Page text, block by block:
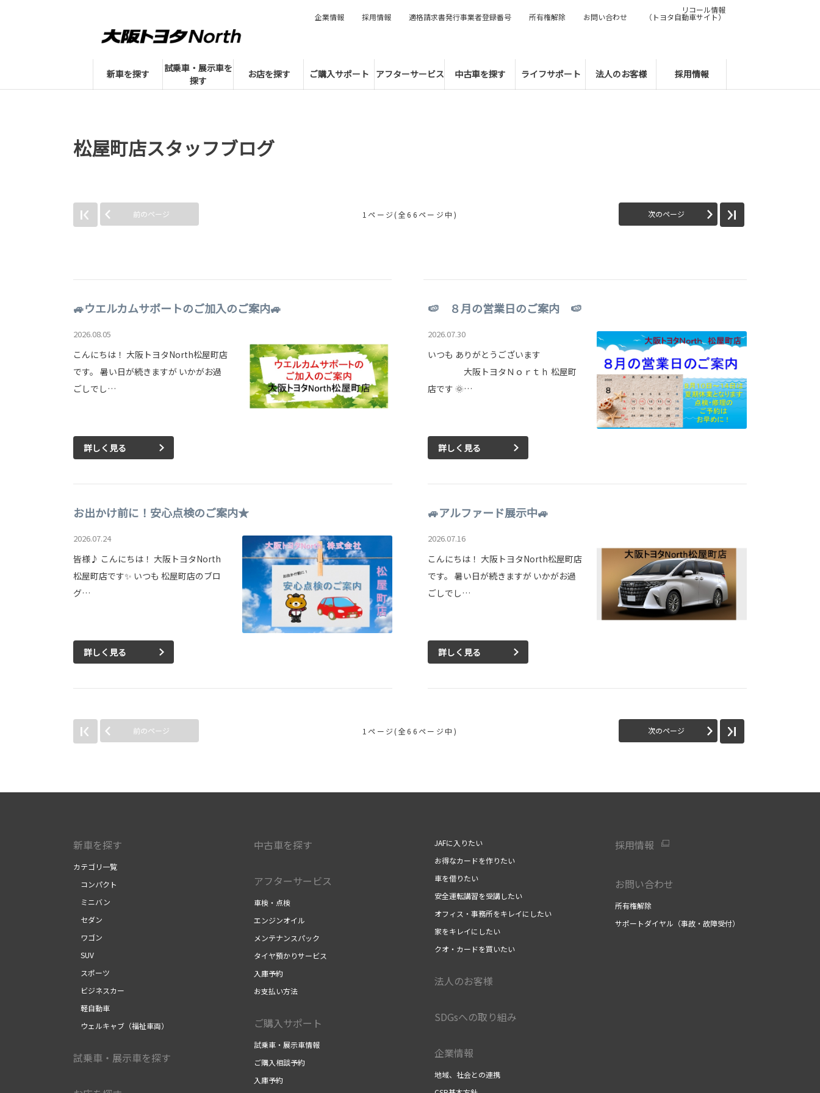
新車を探す
試乗車・展示車を
探す
お店を探す ご購入サポート アフターサービス 中古車を探す ライフサポート 法人のお客様 採用情報
企業情報 採用情報 適格請求書発行事業者登録番号 所有権解除 お問い合わせ
リコール情報
（トヨタ自動車サイト）
松屋町店スタッフブログ
前のページ 1ページ(全66ページ中) 次のページ
🚙ウエルカムサポートのご加入のご案内🚙
2026.08.05
こんにちは！ 大阪トヨタNorth松屋町店
です。 暑い日が続きますが いかがお過
ごしでし…
詳しく見る
🍉 ８月の営業日のご案内 🍉
2026.07.30
いつも ありがとうございます
大阪トヨタＮｏｒｔｈ 松屋町
店です 🌞…
詳しく見る
お出かけ前に！安心点検のご案内★
2026.07.24
皆様♪ こんにちは！ 大阪トヨタNorth
松屋町店です✨ いつも 松屋町店のブロ
グ…
詳しく見る
🚙アルファード展示中🚙
2026.07.16
こんにちは！ 大阪トヨタNorth松屋町店
です。 暑い日が続きますが いかがお過
ごしでし…
詳しく見る
前のページ 1ページ(全66ページ中) 次のページ
新車を探す
カテゴリ一覧
コンパクト
ミニバン
セダン
ワゴン
SUV
スポーツ
ビジネスカー
軽自動車
ウェルキャブ（福祉車両）
試乗車・展示車を探す
中古車を探す
アフターサービス
車検・点検
エンジンオイル
メンテナンスパック
タイヤ預かりサービス
入庫予約
お支払い方法
ご購入サポート
試乗車・展示車情報
ご購入相談予約
入庫予約
JAFに入りたい
お得なカードを作りたい
車を借りたい
安全運転講習を受講したい
オフィス・事務所をキレイにしたい
家をキレイにしたい
クオ・カードを買いたい
法人のお客様
SDGsへの取り組み
企業情報
地域、社会との連携
採用情報
お問い合わせ
所有権解除
サポートダイヤル（事故・故障受付）